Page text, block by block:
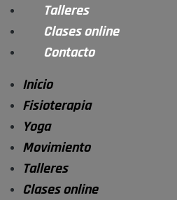
Talleres
Clases online
Contacto
Inicio
Fisioterapia
Yoga
Movimiento
Talleres
Clases online